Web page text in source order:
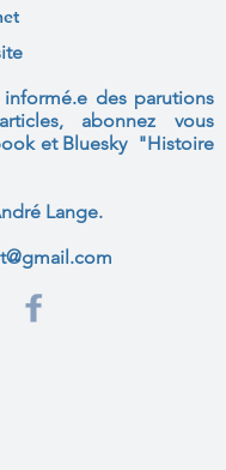
des parutions
abonnez vous
et Bluesky "Histoire
Lange.